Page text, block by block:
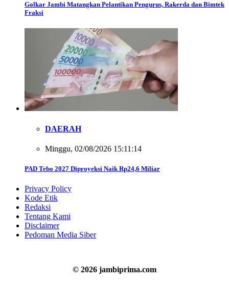
Golkar Jambi Matangkan Pelantikan Pengurus, Rakerda dan Bimtek
Fraksi
DAERAH
Minggu, 02/08/2026 15:11:14
PAD Tebo 2027 Diproyeksi Naik Rp24,6 Miliar
Privacy Policy
Kode Etik
Redaksi
Tentang Kami
Disclaimer
Pedoman Media Siber
© 2026 jambiprima.com